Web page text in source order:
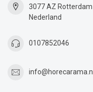
3077 AZ Rotterdam
Nederland
0107852046
info@horecarama.nl